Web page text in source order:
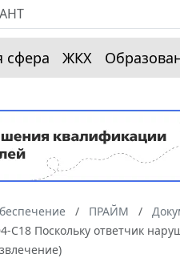
сфера ЖКХ
ПРАЙМ
С18 Поскольку ответчик